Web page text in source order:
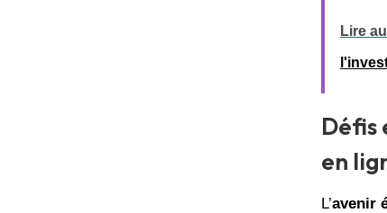
Lire
Défis
en
L’avenir